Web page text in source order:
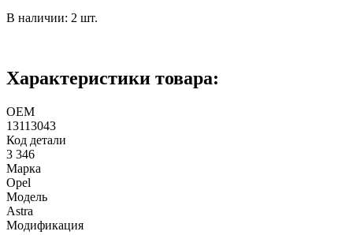
В наличии: 2 шт.
Характеристики товара:
ОЕМ
13113043
Код детали
3 346
Марка
Opel
Модель
Astra
Модификация